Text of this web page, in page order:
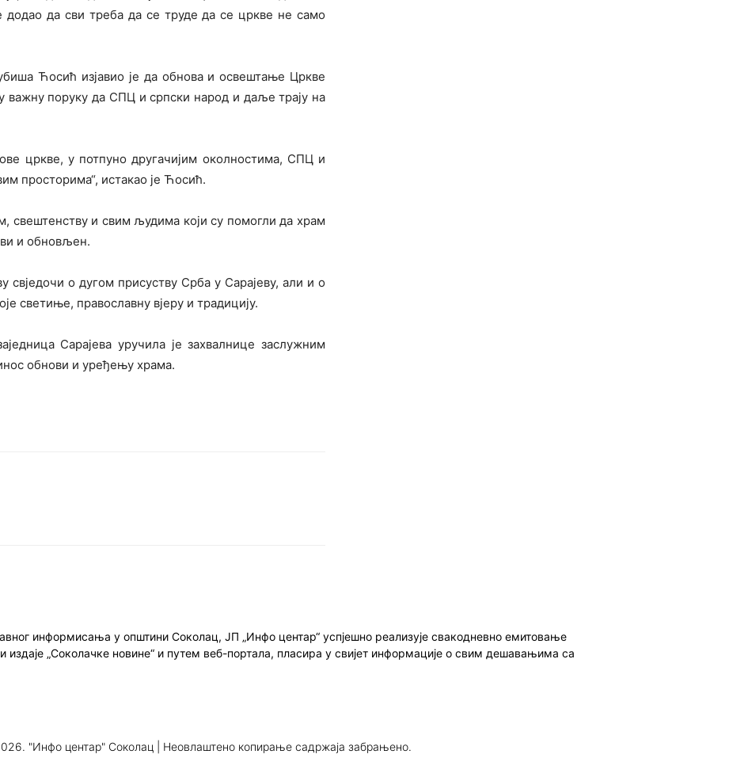
додао да сви треба да се труде да се цркве не само
Ћосић изјавио је да обнова и освештање Цркве
важну поруку да СПЦ и српски народ и даље трају на
цркве, у потпуно другачијим околностима, СПЦ и
просторима“, истакао је Ћосић.
свештенству и свим људима који су помогли да храм
и обновљен.
о дугом присуству Срба у Сарајеву, али и о
светиње, православну вјеру и традицију.
Сарајева уручила је захвалнице заслужним
обнови и уређењу храма.
информисања у општини Соколац, ЈП „Инфо центар“ успјешно реализује свакодневно емитовање
издаје „Соколачке новине“ и путем веб-портала, пласира у свијет информације о свим дешавањима са
"Инфо центар" Соколац | Неовлаштено копирање садржаја забрањено.